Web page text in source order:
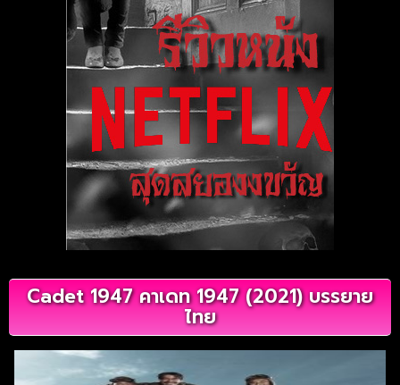
Cadet 1947 คาเดท 1947 (2021) บรรยาย
ไทย